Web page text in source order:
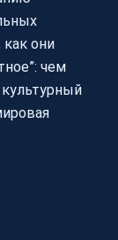
как они
чем